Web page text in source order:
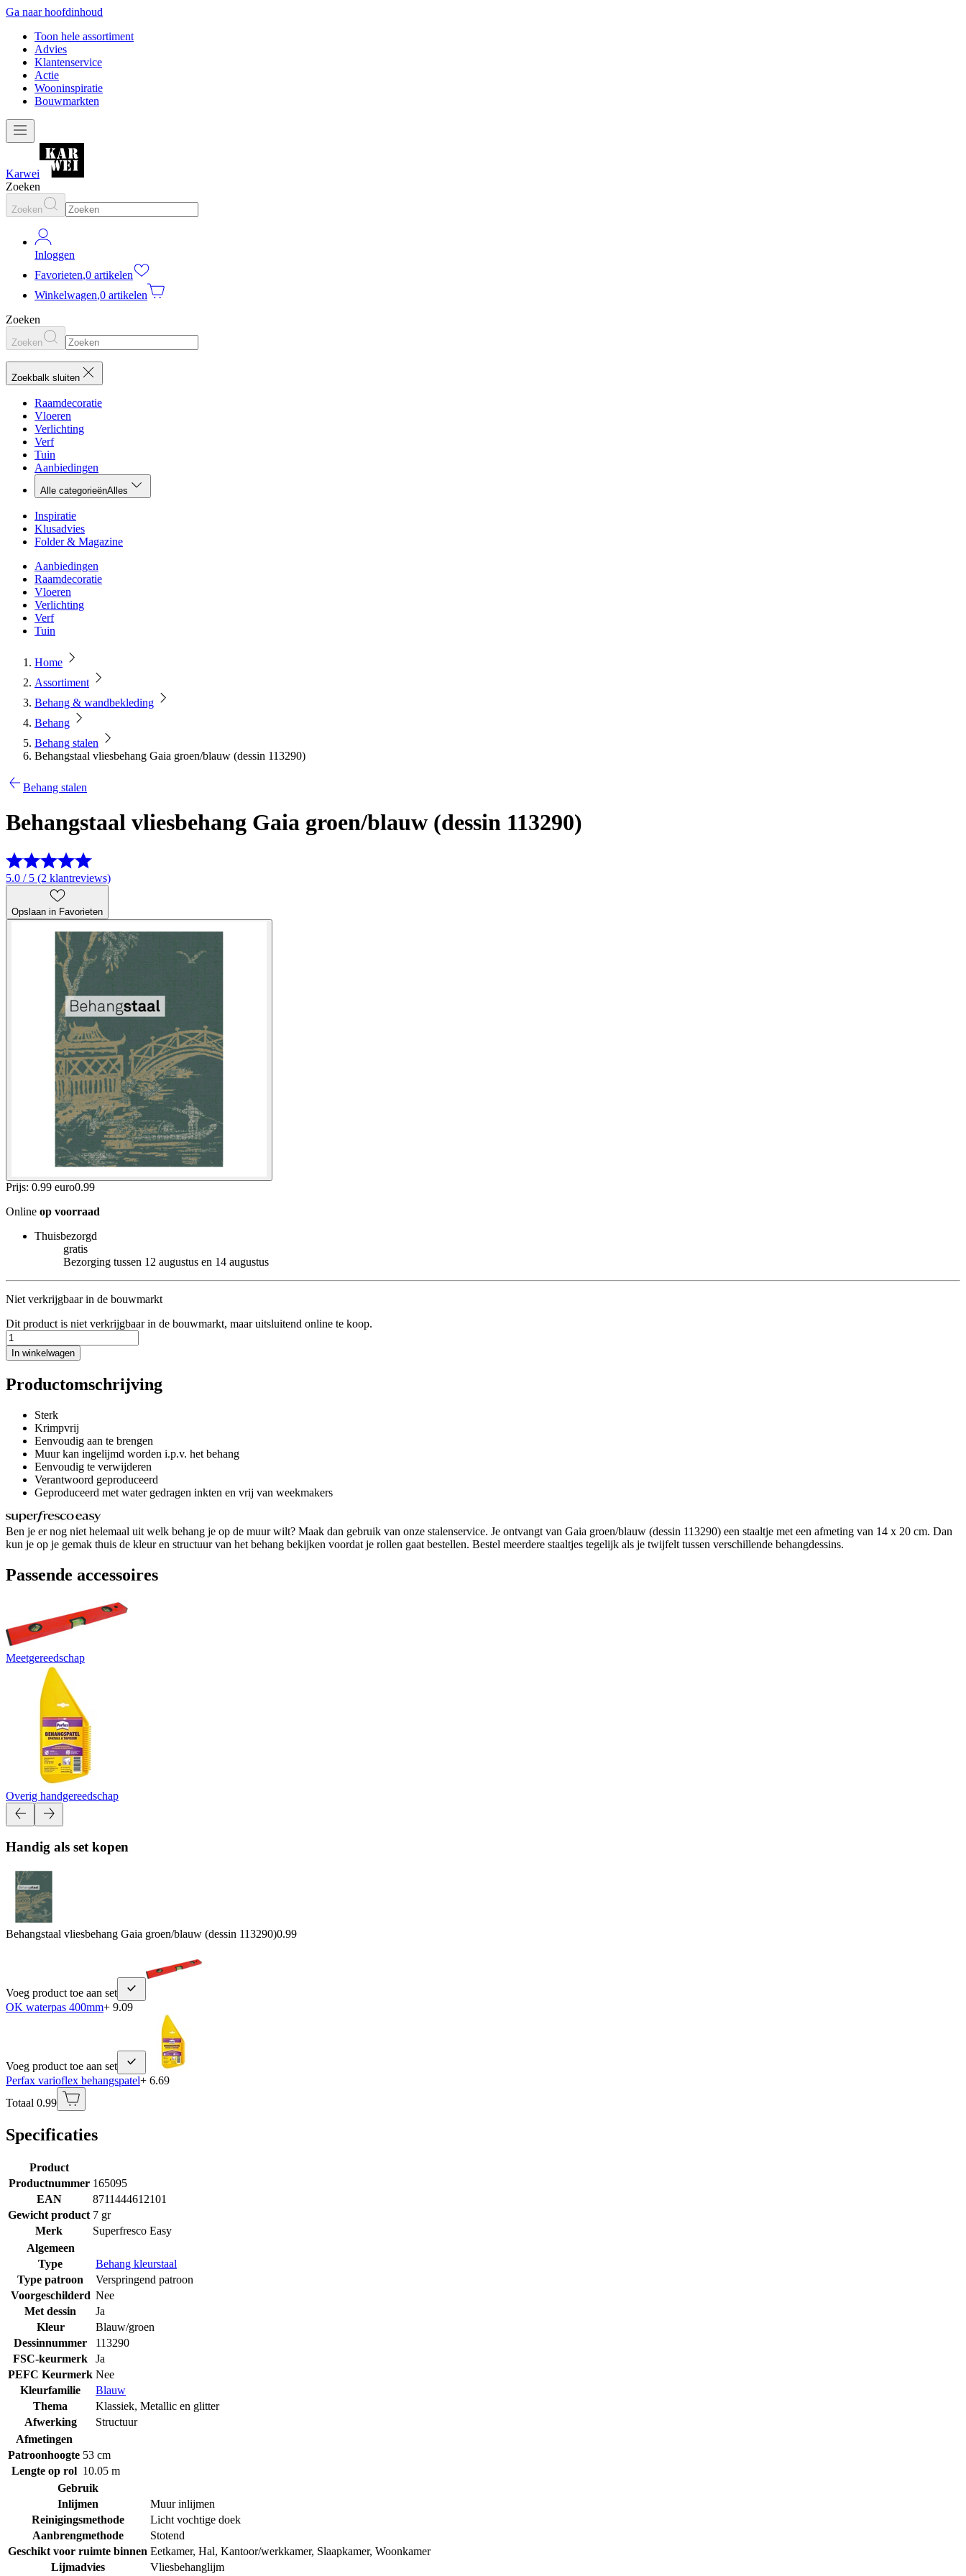
Ga naar hoofdinhoud
Toon hele assortiment
Advies
Klantenservice
Actie
Wooninspiratie
Bouwmarkten
Karwei
Zoeken
Zoeken
Inloggen
Favorieten,0 artikelen
Winkelwagen,0 artikelen
Zoeken
Zoeken
Zoekbalk sluiten
Raamdecoratie
Vloeren
Verlichting
Verf
Tuin
Aanbiedingen
Alle categorieënAlles
Inspiratie
Klusadvies
Folder & Magazine
Aanbiedingen
Raamdecoratie
Vloeren
Verlichting
Verf
Tuin
Home
Assortiment
Behang & wandbekleding
Behang
Behang stalen
Behangstaal vliesbehang Gaia groen/blauw (dessin 113290)
Behang stalen
Behangstaal vliesbehang Gaia groen/blauw (dessin 113290)
5.0 / 5 (2 klantreviews)
Opslaan in Favorieten
Prijs: 0.99 euro0.99
Online op voorraad
Thuisbezorgd
gratis
Bezorging tussen 12 augustus en 14 augustus
Niet verkrijgbaar in de bouwmarkt
Dit product is niet verkrijgbaar in de bouwmarkt, maar uitsluitend online te koop.
In winkelwagen
Productomschrijving
Sterk
Krimpvrij
Eenvoudig aan te brengen
Muur kan ingelijmd worden i.p.v. het behang
Eenvoudig te verwijderen
Verantwoord geproduceerd
Geproduceerd met water gedragen inkten en vrij van weekmakers
Ben je er nog niet helemaal uit welk behang je op de muur wilt? Maak dan gebruik van onze stalenservice. Je ontvangt van Gaia groen/blauw (dessin 113290) een staaltje met een afmeting van 14 x 20 cm. Dan
kun je op je gemak thuis de kleur en structuur van het behang bekijken voordat je rollen gaat bestellen. Bestel meerdere staaltjes tegelijk als je twijfelt tussen verschillende behangdessins.
Passende accessoires
Meetgereedschap
Overig handgereedschap
Handig als set kopen
Behangstaal vliesbehang Gaia groen/blauw (dessin 113290)0.99
Voeg product toe aan set
OK waterpas 400mm+ 9.09
Voeg product toe aan set
Perfax varioflex behangspatel+ 6.69
Totaal 0.99
Specificaties
Product
Productnummer 165095
EAN
8711444612101
Gewicht product 7 gr
Merk
Superfresco Easy
Algemeen
Type
Behang kleurstaal
Type patroon
Verspringend patroon
Voorgeschilderd Nee
Met dessin
Ja
Kleur
Blauw/groen
Dessinnummer
113290
FSC-keurmerk
Ja
PEFC Keurmerk Nee
Kleurfamilie
Blauw
Thema
Klassiek, Metallic en glitter
Afwerking
Structuur
Afmetingen
Patroonhoogte 53 cm
Lengte op rol 10.05 m
Gebruik
Inlijmen
Muur inlijmen
Reinigingsmethode
Licht vochtige doek
Aanbrengmethode
Stotend
Geschikt voor ruimte binnen Eetkamer, Hal, Kantoor/werkkamer, Slaapkamer, Woonkamer
Lijmadvies
Vliesbehanglijm